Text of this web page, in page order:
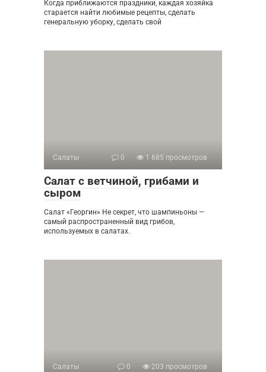
Когда приближаются праздники, каждая хозяйка
старается найти любимые рецепты, сделать
генеральную уборку, сделать свой
Салаты 0 1 685 просмотров
Салат с ветчиной, грибами и
сыром
Салат «Георгин» Не секрет, что шампиньоны —
самый распространенный вид грибов,
используемых в салатах.
Салаты 0 203 просмотров